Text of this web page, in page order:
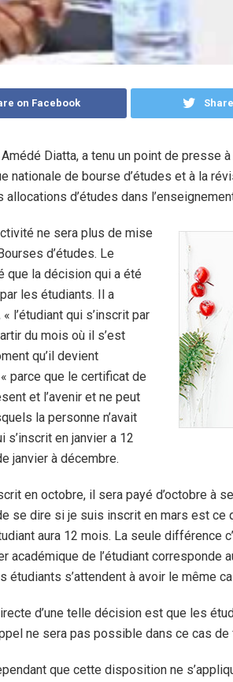
on Facebook
Diatta, a tenu un point de presse à
nationale de bourse d’études et à la
d’études dans
ne sera plus de mise
d’études. Le
que la décision qui a été
les étudiants. Il a
l’étudiant qui s’inscrit par
du mois où il s’est
qu’il devient
parce que le certificat de
et l’avenir et ne peut
la personne n’avait
s’inscrit en janvier a 12
janvier à décembre.
en octobre, il sera payé d’octobre à
se dire si je suis inscrit en mars est ce
aura 12 mois. La seule différence
académique de l’étudiant corresponde
s’attendent à avoir le même
d’une telle décision est que les
ne sera pas possible dans ce cas de
que cette disposition ne